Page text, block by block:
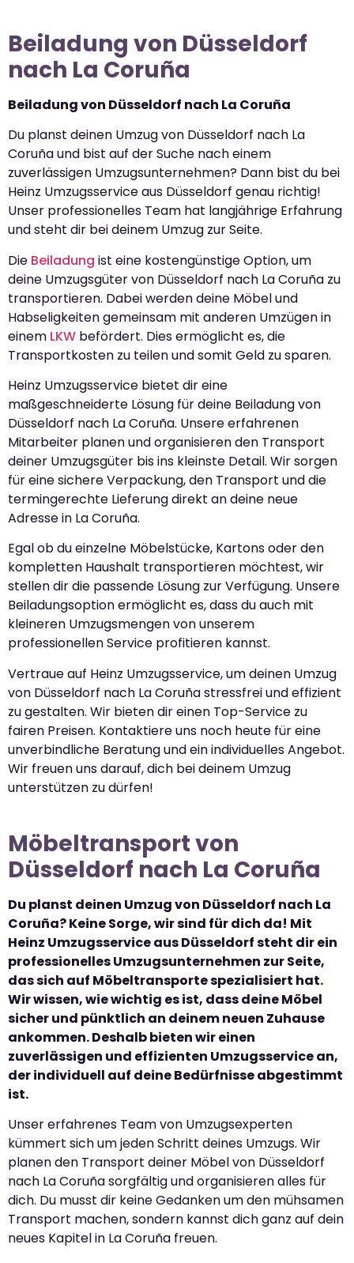
Beiladung von Düsseldorf
nach La Coruña
Beiladung von Düsseldorf nach La Coruña
Du planst deinen Umzug von Düsseldorf nach La
Coruña und bist auf der Suche nach einem
zuverlässigen Umzugsunternehmen? Dann bist du bei
Heinz Umzugsservice aus Düsseldorf genau richtig!
Unser professionelles Team hat langjährige Erfahrung
und steht dir bei deinem Umzug zur Seite.
Die Beiladung ist eine kostengünstige Option, um
deine Umzugsgüter von Düsseldorf nach La Coruña zu
transportieren. Dabei werden deine Möbel und
Habseligkeiten gemeinsam mit anderen Umzügen in
einem LKW befördert. Dies ermöglicht es, die
Transportkosten zu teilen und somit Geld zu sparen.
Heinz Umzugsservice bietet dir eine
maßgeschneiderte Lösung für deine Beiladung von
Düsseldorf nach La Coruña. Unsere erfahrenen
Mitarbeiter planen und organisieren den Transport
deiner Umzugsgüter bis ins kleinste Detail. Wir sorgen
für eine sichere Verpackung, den Transport und die
termingerechte Lieferung direkt an deine neue
Adresse in La Coruña.
Egal ob du einzelne Möbelstücke, Kartons oder den
kompletten Haushalt transportieren möchtest, wir
stellen dir die passende Lösung zur Verfügung. Unsere
Beiladungsoption ermöglicht es, dass du auch mit
kleineren Umzugsmengen von unserem
professionellen Service profitieren kannst.
Vertraue auf Heinz Umzugsservice, um deinen Umzug
von Düsseldorf nach La Coruña stressfrei und effizient
zu gestalten. Wir bieten dir einen Top-Service zu
fairen Preisen. Kontaktiere uns noch heute für eine
unverbindliche Beratung und ein individuelles Angebot.
Wir freuen uns darauf, dich bei deinem Umzug
unterstützen zu dürfen!
Möbeltransport von
Düsseldorf nach La Coruña
Du planst deinen Umzug von Düsseldorf nach La
Coruña? Keine Sorge, wir sind für dich da! Mit
Heinz Umzugsservice aus Düsseldorf steht dir ein
professionelles Umzugsunternehmen zur Seite,
das sich auf Möbeltransporte spezialisiert hat.
Wir wissen, wie wichtig es ist, dass deine Möbel
sicher und pünktlich an deinem neuen Zuhause
ankommen. Deshalb bieten wir einen
zuverlässigen und effizienten Umzugsservice an,
der individuell auf deine Bedürfnisse abgestimmt
ist.
Unser erfahrenes Team von Umzugsexperten
kümmert sich um jeden Schritt deines Umzugs. Wir
planen den Transport deiner Möbel von Düsseldorf
nach La Coruña sorgfältig und organisieren alles für
dich. Du musst dir keine Gedanken um den mühsamen
Transport machen, sondern kannst dich ganz auf dein
neues Kapitel in La Coruña freuen.